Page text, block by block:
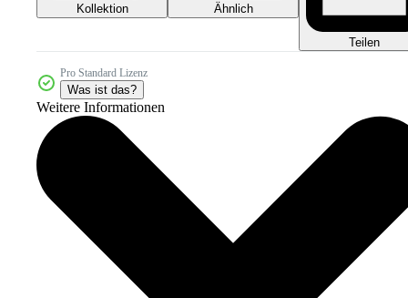
Kollektion Ähnlich
Teilen
Pro Standard Lizenz
Was ist das?
Weitere Informationen